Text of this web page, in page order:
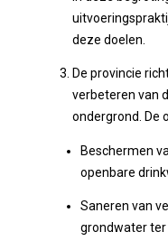
deze doelen.
De provincie
verbeteren van
ondergrond. De
Beschermen
openbare
Saneren van
grondwater ter